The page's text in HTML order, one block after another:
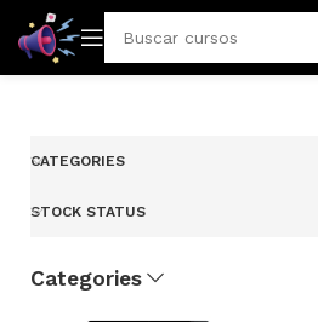
CATEGORIES
STOCK STATUS
Categories